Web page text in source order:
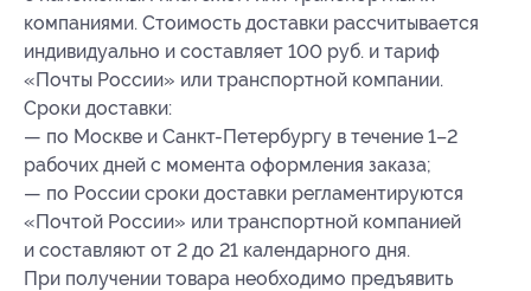
компаниями. Стоимость доставки рассчитывается
индивидуально и составляет 100 руб. и тариф
«Почты России» или транспортной компании.
Сроки доставки:
— по Москве и Санкт-Петербургу в течение 1–2
рабочих дней с момента оформления заказа;
— по России сроки доставки регламентируются
«Почтой России» или транспортной компанией
и составляют от 2 до 21 календарного дня.
При получении товара необходимо предъявить